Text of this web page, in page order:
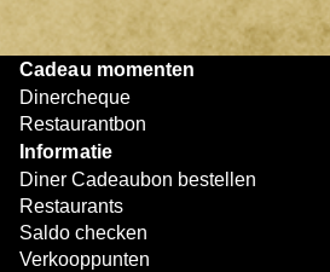
Cadeau momenten
Dinercheque
Restaurantbon
Informatie
Diner Cadeaubon bestellen
Restaurants
Saldo checken
Verkooppunten